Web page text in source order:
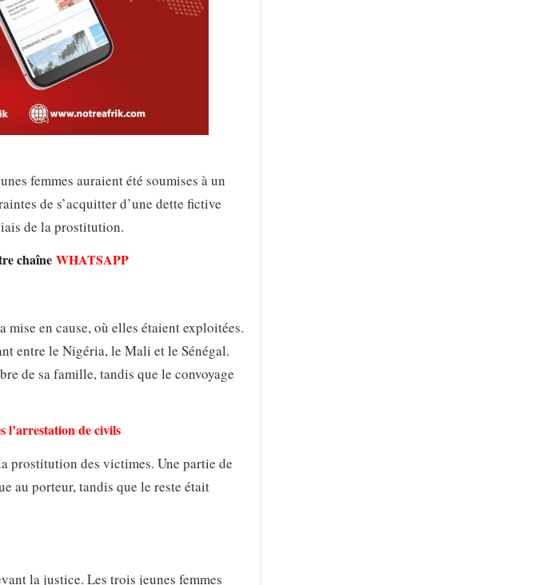
femmes auraient été soumises à un
de s’acquitter d’une dette fictive
de la prostitution.
chaîneWHATSAPP
en cause, où elles étaient exploitées.
entre le Nigéria, le Mali et le Sénégal.
de sa famille, tandis que le convoyage
l’arrestation de civils
prostitution des victimes. Une partie de
au porteur, tandis que le reste était
la justice. Les trois jeunes femmes